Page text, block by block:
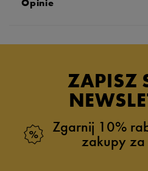
Opinie
zebranych i
ZAPISZ
Zgarnij 10%
zakupy za